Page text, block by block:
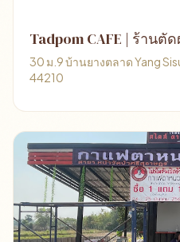
Tadpom CAFE | ร้านตั
30 ม.9 บ้านยางตลาด Yang
44210